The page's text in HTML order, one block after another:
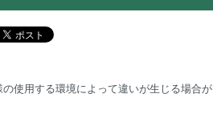
使用する環境によって違いが生じる場合が